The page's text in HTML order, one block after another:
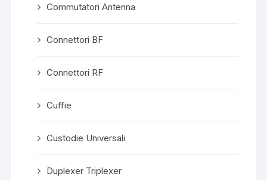
Commutatori Antenna
Connettori BF
Connettori RF
Cuffie
Custodie Universali
Duplexer Triplexer